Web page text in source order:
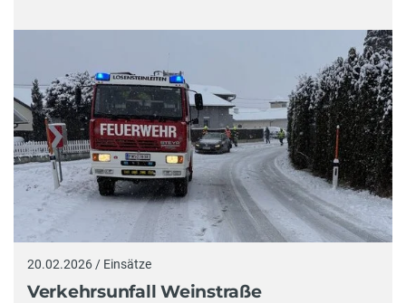
20.02.2026 / Einsätze
Verkehrsunfall Weinstraße